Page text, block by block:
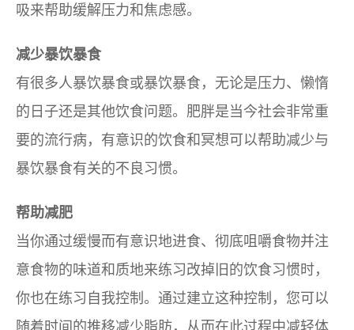
吸来帮助缓解压力和焦虑感。
减少暴饮暴食
有很多人暴饮暴食或暴饮暴食，无论是压力、懒惰
的日子还是其他饮食问题。肥胖是当今社会非常重
要的流行病，有意识的饮食和冥想可以帮助减少与
暴饮暴食有关的不良习惯。
帮助减肥
当你通过缓慢而有意识地进食、彻底咀嚼食物并注
意食物的味道和质地来练习改掉旧的饮食习惯时，
你也在练习自我控制。通过建立这种控制，您可以
随着时间的推移减少脂肪，从而在此过程中减轻体